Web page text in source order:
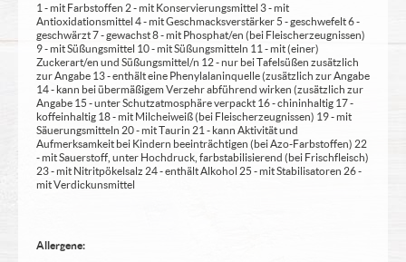
1 - mit Farbstoffen 2 - mit Konservierungsmittel 3 - mit
Antioxidationsmittel 4 - mit Geschmacksverstärker 5 - geschwefelt 6 -
geschwärzt 7 - gewachst 8 - mit Phosphat/en (bei Fleischerzeugnissen)
9 - mit Süßungsmittel 10 - mit Süßungsmitteln 11 - mit (einer)
Zuckerart/en und Süßungsmittel/n 12 - nur bei Tafelsüßen zusätzlich
zur Angabe 13 - enthält eine Phenylalaninquelle (zusätzlich zur Angabe
14 - kann bei übermäßigem Verzehr abführend wirken (zusätzlich zur
Angabe 15 - unter Schutzatmosphäre verpackt 16 - chininhaltig 17 -
koffeinhaltig 18 - mit Milcheiweiß (bei Fleischerzeugnissen) 19 - mit
Säuerungsmitteln 20 - mit Taurin 21 - kann Aktivität und
Aufmerksamkeit bei Kindern beeinträchtigen (bei Azo-Farbstoffen) 22
- mit Sauerstoff, unter Hochdruck, farbstabilisierend (bei Frischfleisch)
23 - mit Nitritpökelsalz 24 - enthält Alkohol 25 - mit Stabilisatoren 26 -
mit Verdickunsmittel
Allergene: